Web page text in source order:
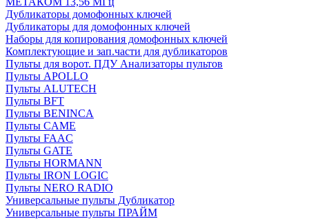
Дубликаторы домофонных ключей
Дубликаторы для домофонных ключей
Наборы для копирования домофонных ключей
Комплектующие и зап.части для дубликаторов
Пульты для ворот. ПДУ Анализаторы пультов
Пульты APOLLO
Пульты ALUTECH
Пульты BFT
Пульты BENINCA
Пульты CAME
Пульты FAAC
Пульты GATE
Пульты HORMANN
Пульты IRON LOGIC
Пульты NERO RADIO
Универсальные пульты Дубликатор
Универсальные пульты ПРАЙМ